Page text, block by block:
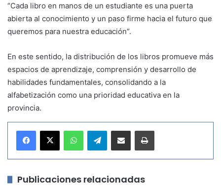
“Cada libro en manos de un estudiante es una puerta
abierta al conocimiento y un paso firme hacia el futuro que
queremos para nuestra educación”.
En este sentido, la distribución de los libros promueve más
espacios de aprendizaje, comprensión y desarrollo de
habilidades fundamentales, consolidando a la
alfabetización como una prioridad educativa en la
provincia.
Telegram
Publicaciones relacionadas